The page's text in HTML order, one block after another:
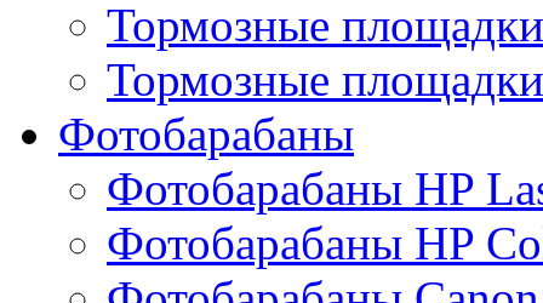
Тормозные
Тормозные
Фотобарабаны
Фотобарабаны HP
Фотобарабаны HP